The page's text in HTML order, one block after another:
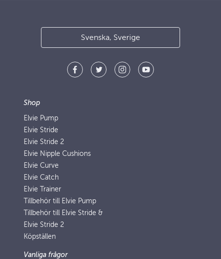
Svenska, Sverige
Shop
Elvie Pump
Elvie Stride
Elvie Stride 2
Elvie Nipple Cushions
Elvie Curve
Elvie Catch
Elvie Trainer
Tillbehör till Elvie Pump
Tillbehör till Elvie Stride &
Elvie Stride 2
Köpställen
Vanliga frågor